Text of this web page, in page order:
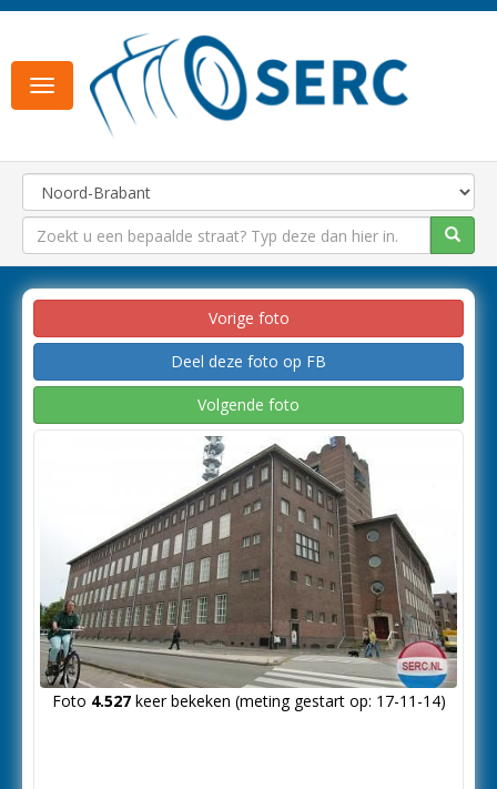
Toggle
navigation
Vorige foto
Deel deze foto op FB
Volgende foto
Foto 4.527keer bekeken (meting gestart op: 17-11-14)